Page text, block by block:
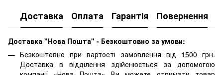
Доставка Оплата Гарантія Повернення
Доставка "Нова Пошта" - Безкоштовно за умови:
Безкоштовно при вартості замовлення від 1500 грн.
Доставка в відділення здійснюється за допомогою